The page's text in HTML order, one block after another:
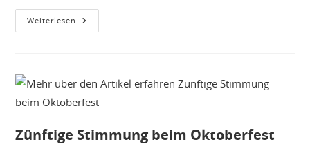
Weiterlesen Vorweihnachtszeit
Im
Pflege
Am
Deutenberg
Zünftige Stimmung beim Oktoberfest